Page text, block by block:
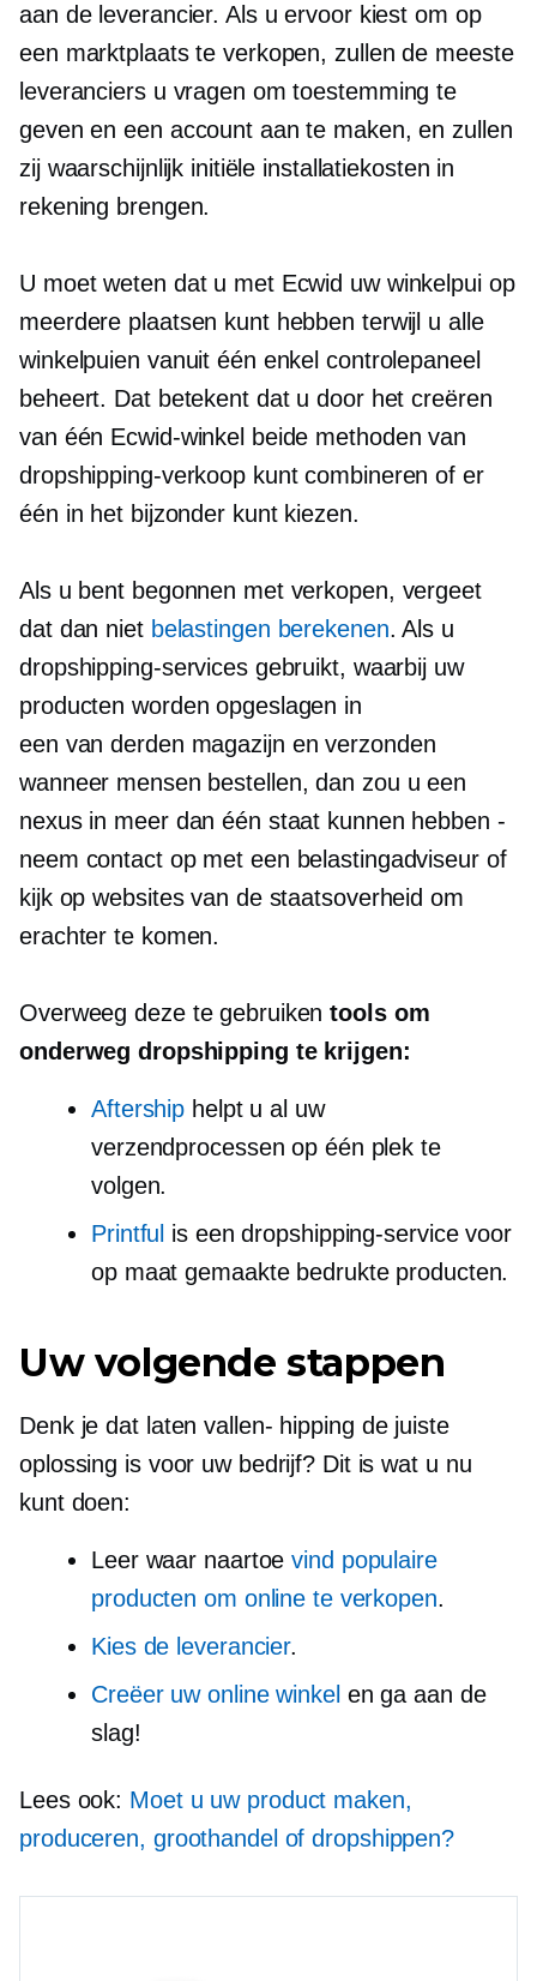
aan de leverancier. Als u ervoor kiest om op
een marktplaats te verkopen, zullen de meeste
leveranciers u vragen om toestemming te
geven en een account aan te maken, en zullen
zij waarschijnlijk initiële installatiekosten in
rekening brengen.
U moet weten dat u met Ecwid uw winkelpui op
meerdere plaatsen kunt hebben terwijl u alle
winkelpuien vanuit één enkel controlepaneel
beheert. Dat betekent dat u door het creëren
van één Ecwid-winkel beide methoden van
dropshipping-verkoop kunt combineren of er
één in het bijzonder kunt kiezen.
Als u bent begonnen met verkopen, vergeet
dat dan niet belastingen berekenen. Als u
dropshipping-services gebruikt, waarbij uw
producten worden opgeslagen in
een van derden magazijn en verzonden
wanneer mensen bestellen, dan zou u een
nexus in meer dan één staat kunnen hebben -
neem contact op met een belastingadviseur of
kijk op websites van de staatsoverheid om
erachter te komen.
Overweeg deze te gebruikentools om
onderweg dropshipping te krijgen:
Aftership helpt u al uw
verzendprocessen op één plek te
volgen.
Printful is een dropshipping-service voor
op maat gemaakte bedrukte producten.
Uw volgende stappen
Denk je dat laten vallen- hipping de juiste
oplossing is voor uw bedrijf? Dit is wat u nu
kunt doen:
Leer waar naartoevind populaire
producten om online te verkopen.
Kies de leverancier.
Creëer uw online winkel en ga aan de
slag!
Lees ook: Moet u uw product maken,
produceren, groothandel of dropshippen?